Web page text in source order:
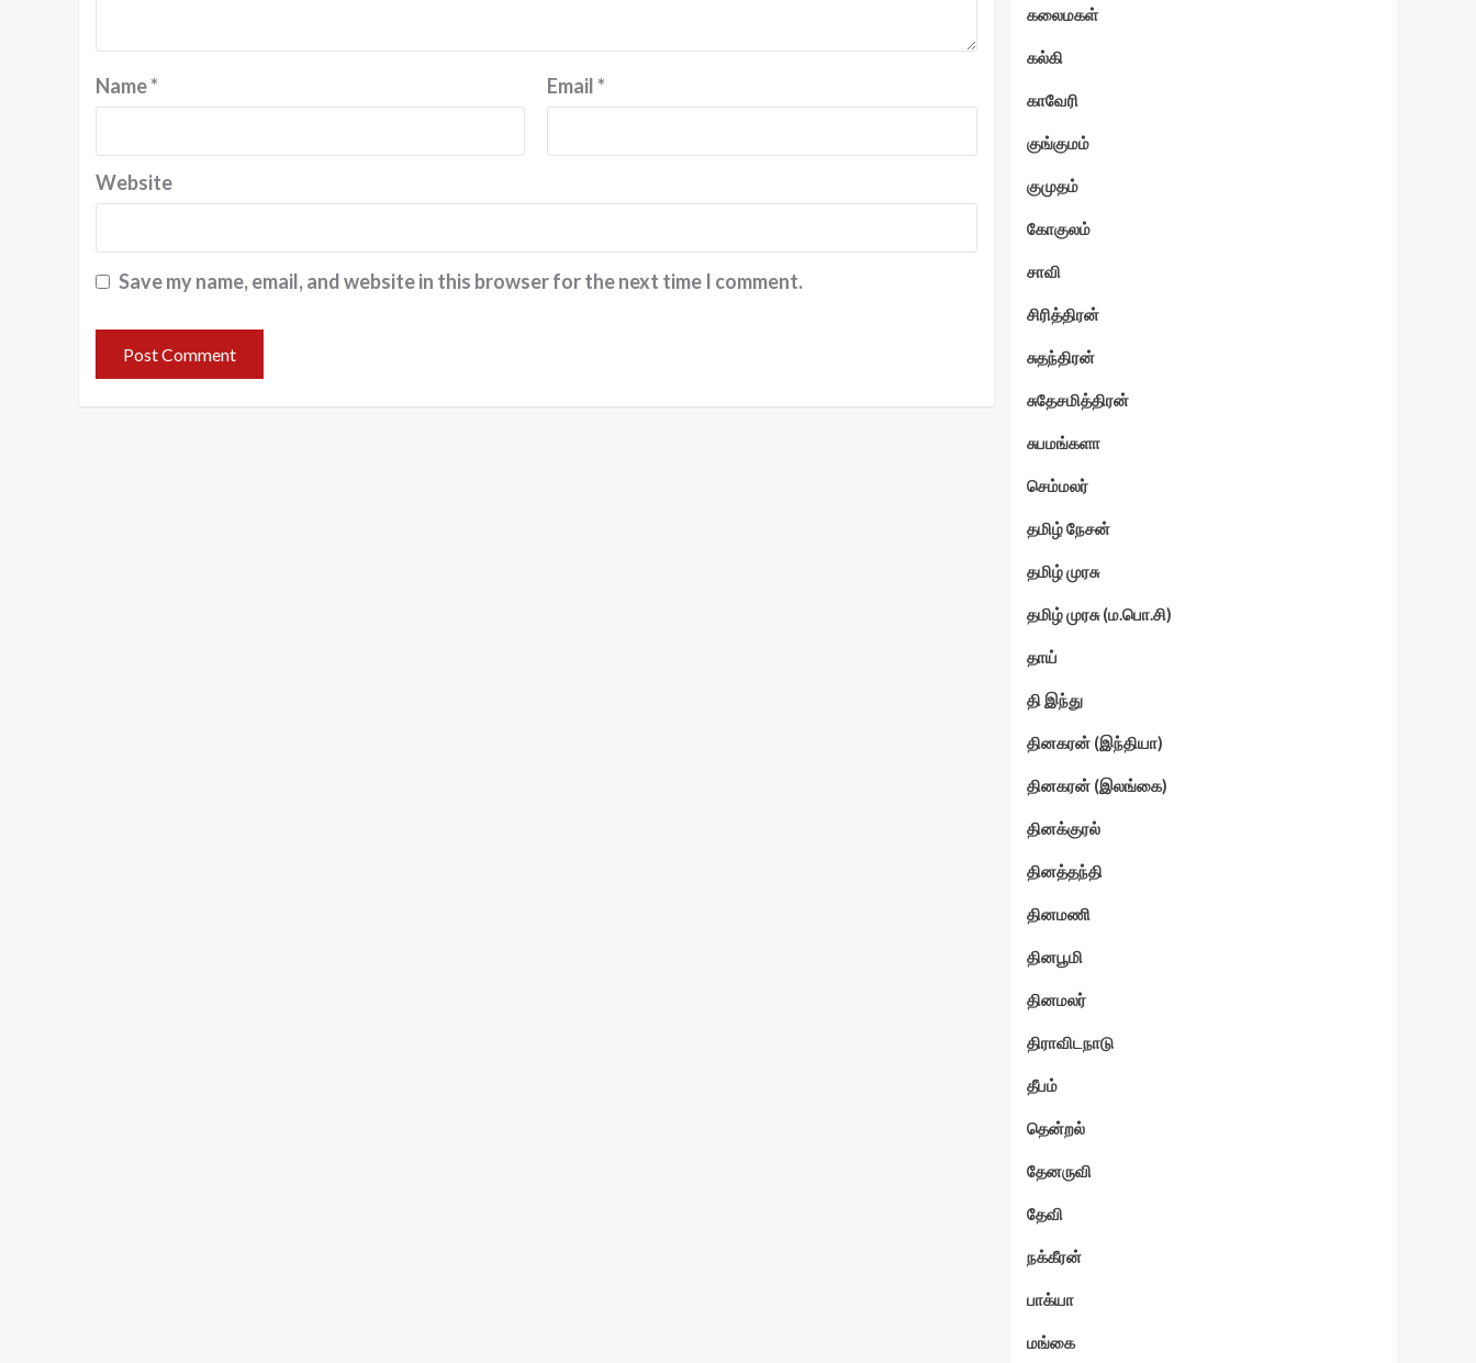
Name* Email*
Website
Save my name, email, and website in this browser for the next time I comment.
கலைமகள்
கல்கி
காவேரி
குங்குமம்
குமுதம்
கோகுலம்
சாவி
சிரித்திரன்
சுதந்திரன்
சுதேசமித்திரன்
சுபமங்களா
செம்மலர்
தமிழ் நேசன்
தமிழ் முரசு
தமிழ் முரசு (ம.பொ.சி)
தாய்
தி இந்து
தினகரன் (இந்தியா)
தினகரன் (இலங்கை)
தினக்குரல்
தினத்தந்தி
தினமணி
தினபூமி
தினமலர்
திராவிடநாடு
தீபம்
தென்றல்
தேனருவி
தேவி
நக்கீரன்
பாக்யா
மங்கை